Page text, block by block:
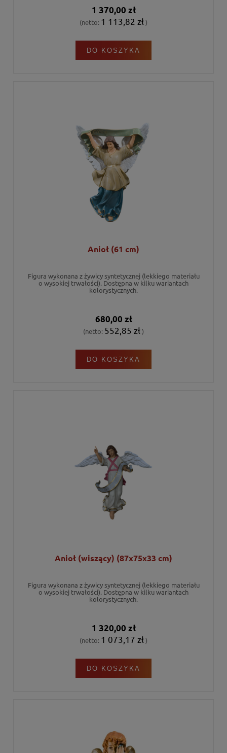
1 370,00 zł
(netto: 1 113,82 zł)
DO KOSZYKA
Anioł (61 cm)
Figura wykonana z żywicy syntetycznej (lekkiego materiału
o wysokiej trwałości). Dostępna w kilku wariantach
kolorystycznych.
680,00 zł
(netto: 552,85 zł)
DO KOSZYKA
Anioł (wiszący) (87x75x33 cm)
Figura wykonana z żywicy syntetycznej (lekkiego materiału
o wysokiej trwałości). Dostępna w kilku wariantach
kolorystycznych.
1 320,00 zł
(netto: 1 073,17 zł)
DO KOSZYKA